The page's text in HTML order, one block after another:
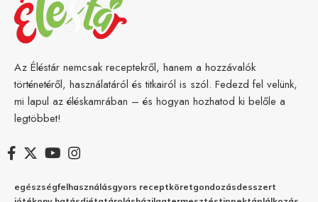
Az Éléstár nemcsak receptekről, hanem a hozzávalók
történetéről, használatáról és titkairól is szól. Fedezd fel velünk,
mi lapul az éléskamrában – és hogyan hozhatod ki belőle a
legtöbbet!
egészségfelhasználásgyors receptköretgondozásdesszert